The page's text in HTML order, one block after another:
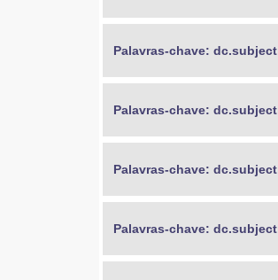
Palavras-chave: dc.subject
Palavras-chave: dc.subject
Palavras-chave: dc.subject
Palavras-chave: dc.subject